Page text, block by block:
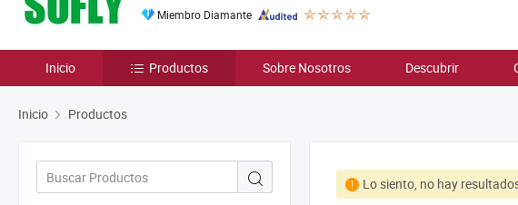
Miembro Diamante
Inicio Productos Sobre Nosotros Descubrir
Inicio Productos
Lo siento, no hay